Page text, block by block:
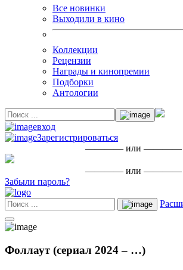
Все новинки
Выходили в кино
Коллекции
Рецензии
Награды и кинопремии
Подборки
Антологии
вход
Зарегистрироваться
———— или ————
———— или ————
Забыли пароль?
Фоллаут (сериал 2024 – …)